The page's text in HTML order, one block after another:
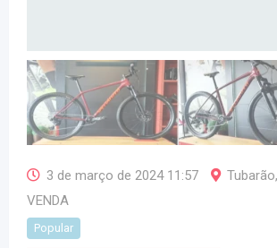
3 de março de 2024 11:57 Tubarão,
VENDA
Popular